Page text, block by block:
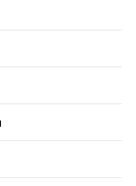
Перед